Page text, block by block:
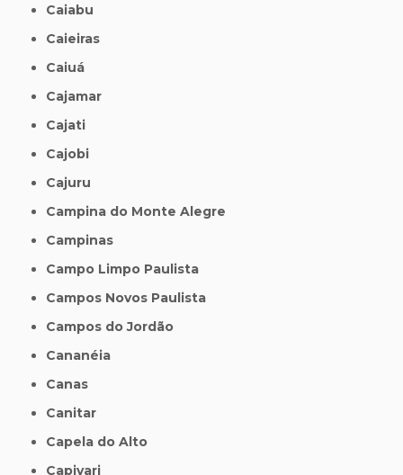
Caiabu
Caieiras
Caiuá
Cajamar
Cajati
Cajobi
Cajuru
Campina do Monte Alegre
Campinas
Campo Limpo Paulista
Campos Novos Paulista
Campos do Jordão
Cananéia
Canas
Canitar
Capela do Alto
Capivari